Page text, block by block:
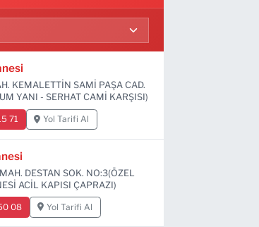
KEMALETTİN SAMİ PAŞA CAD.
YANI - SERHAT CAMİ KARŞISI)
71 Yol Tarifi Al
DESTAN SOK. NO:3(ÖZEL
ACİL KAPISI ÇAPRAZI)
08 Yol Tarifi Al